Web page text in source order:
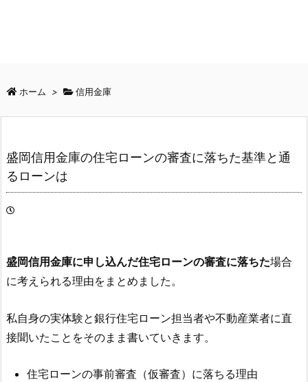
ホーム > 信用金庫
盛岡信用金庫の住宅ローンの審査に落ちた基準と通
るローンは
盛岡信用金庫に申し込んだ住宅ローンの審査に落ちた場合
に考えられる理由をまとめました。
私自身の実体験と銀行住宅ローン担当者や不動産業者に直
接聞いたことをそのまま書いていきます。
住宅ローンの事前審査（仮審査）に落ちる理由